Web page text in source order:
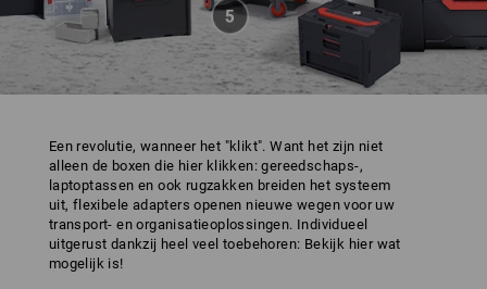
Een revolutie, wanneer het "klikt". Want het zijn niet
alleen de boxen die hier klikken: gereedschaps-,
laptoptassen en ook rugzakken breiden het systeem
uit, flexibele adapters openen nieuwe wegen voor uw
transport- en organisatieoplossingen. Individueel
uitgerust dankzij heel veel toebehoren: Bekijk hier wat
mogelijk is!